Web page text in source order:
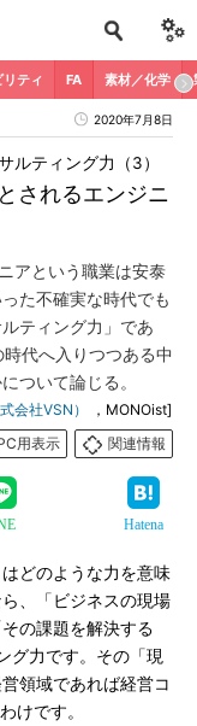
リティ FA 素材／化学
2020年7月8日
されるエンジニ
ルティング力（3）
アという職業は安泰
た不確実な時代でも
ティング力」であ
代へ入りつつある中
ついて論じる。
会社VSN）
，MONOist]
用表示
関連情報
Hatena
どのような力を意味
、「ビジネスの現場
の課題を解決する
グ力です。その「現
領域であれば経営コ
けです。